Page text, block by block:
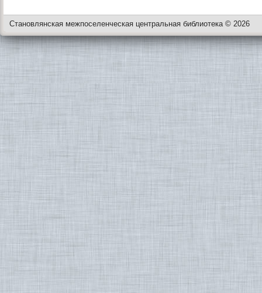
Становлянская межпоселенческая центральная библиотека © 2026